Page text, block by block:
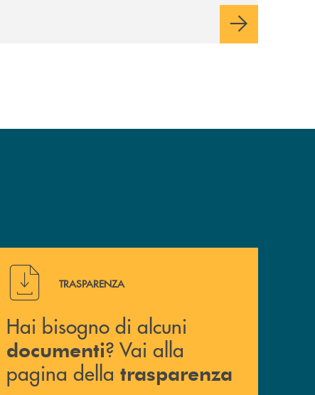
Hai bisogno di alcuni documenti ? Vai alla pagina della
TRASPARENZA
Hai bisogno di alcuni
documenti? Vai alla
pagina della trasparenza